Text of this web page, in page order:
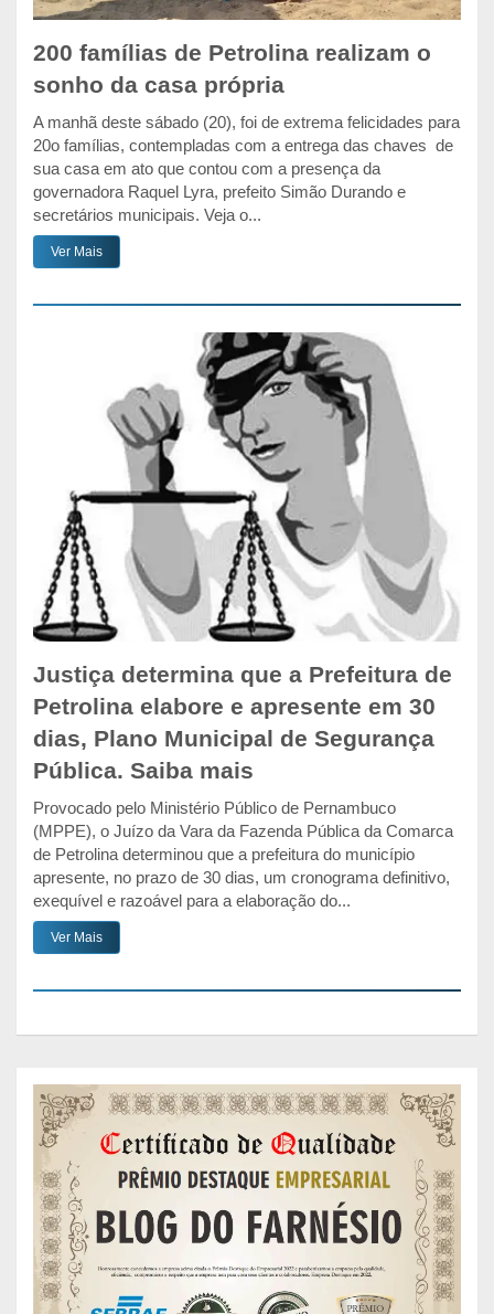
200 famílias de Petrolina realizam o
sonho da casa própria
A manhã deste sábado (20), foi de extrema felicidades para
20o famílias, contempladas com a entrega das chaves de
sua casa em ato que contou com a presença da
governadora Raquel Lyra, prefeito Simão Durando e
secretários municipais. Veja o...
Ver Mais
Justiça determina que a Prefeitura de
Petrolina elabore e apresente em 30
dias, Plano Municipal de Segurança
Pública. Saiba mais
Provocado pelo Ministério Público de Pernambuco
(MPPE), o Juízo da Vara da Fazenda Pública da Comarca
de Petrolina determinou que a prefeitura do município
apresente, no prazo de 30 dias, um cronograma definitivo,
exequível e razoável para a elaboração do...
Ver Mais